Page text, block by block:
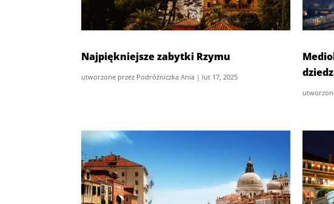
Najpiękniejsze zabytki Rzymu
utworzone przez Podróżniczka Ania | lut 17, 2025